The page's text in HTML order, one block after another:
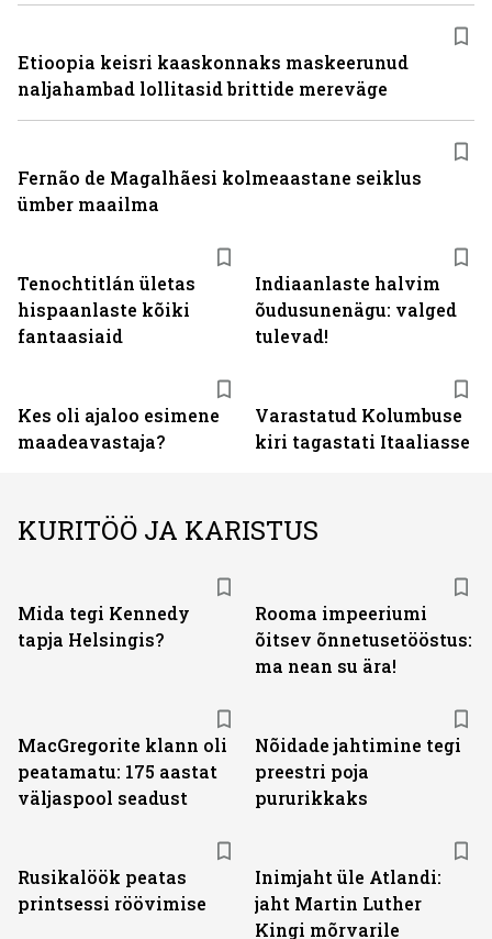
Tenochtitlán ületas
hispaanlaste kõiki
fantaasiaid
Indiaanlaste halvim
õudusunenägu: valged
tulevad!
Kes oli ajaloo esimene
maadeavastaja?
Varastatud Kolumbuse
kiri tagastati Itaaliasse
Etioopia keisri kaaskonnaks maskeerunud
naljahambad lollitasid brittide mereväge
Fernão de Magalhãesi kolmeaastane seiklus
ümber maailma
KURITÖÖ JA KARISTUS
Mida tegi Kennedy
tapja Helsingis?
Rooma impeeriumi
õitsev õnnetusetööstus:
ma nean su ära!
MacGregorite klann oli
peatamatu: 175 aastat
väljas­pool seadust
Nõidade jahtimine tegi
preestri poja
pururikkaks
Rusikalöök peatas
printsessi röövimise
Inimjaht üle Atlandi:
jaht Martin Luther
Kingi mõrvarile